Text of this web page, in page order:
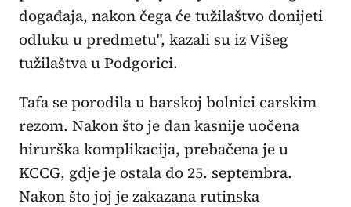
događaja, nakon čega će tužilaštvo donijeti
odluku u predmetu", kazali su iz Višeg
tužilaštva u Podgorici.
Tafa se porodila u barskoj bolnici carskim
rezom. Nakon što je dan kasnije uočena
hirurška komplikacija, prebačena je u
KCCG, gdje je ostala do 25. septembra.
Nakon što joj je zakazana rutinska